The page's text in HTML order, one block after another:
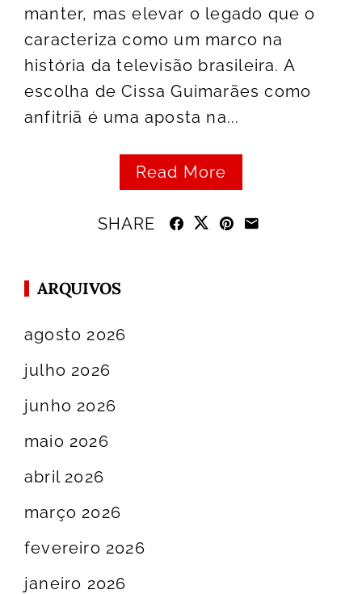
manter, mas elevar o legado que o
caracteriza como um marco na
história da televisão brasileira. A
escolha de Cissa Guimarães como
anfitriã é uma aposta na...
Read More
SHARE
ARQUIVOS
agosto 2026
julho 2026
junho 2026
maio 2026
abril 2026
março 2026
fevereiro 2026
janeiro 2026